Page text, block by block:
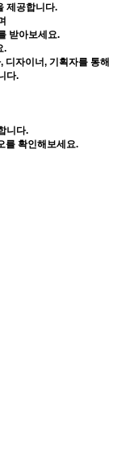
제공합니다.
받아보세요.
.
디자이너, 기획자를 통해
다.
니다.
를 확인해보세요.